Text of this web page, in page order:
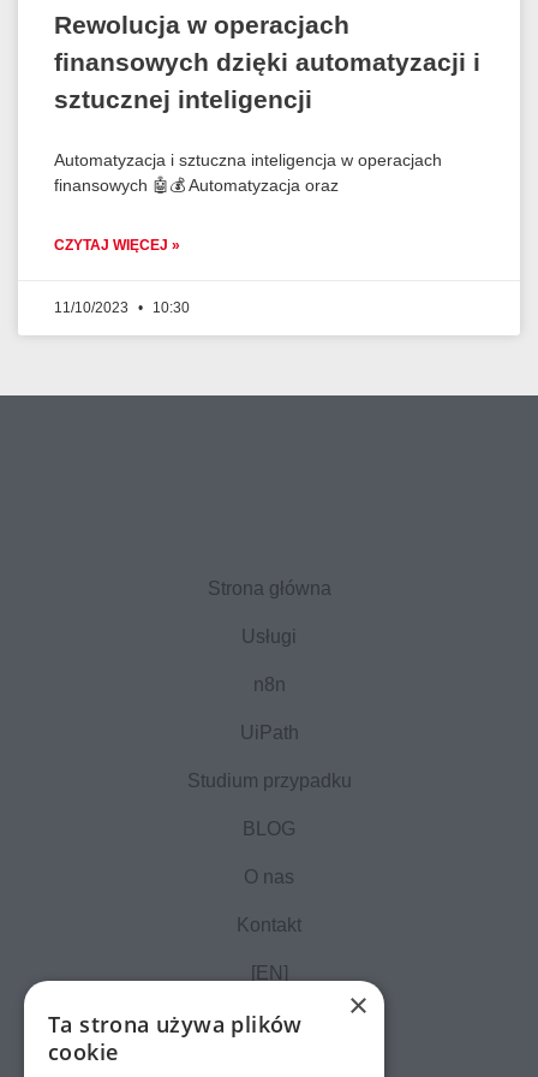
Rewolucja w operacjach
finansowych dzięki automatyzacji i
sztucznej inteligencji
Automatyzacja i sztuczna inteligencja w operacjach
finansowych 🤖💰 Automatyzacja oraz
CZYTAJ WIĘCEJ »
11/10/2023 10:30
Strona główna
Usługi
n8n
UiPath
Studium przypadku
BLOG
O nas
Kontakt
[EN]
×
Ta strona używa plików
cookie